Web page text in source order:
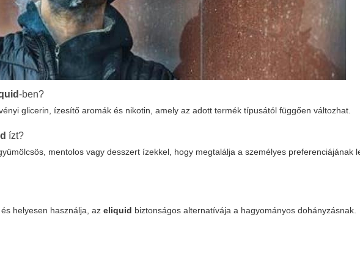
-ben?
glicerin, ízesítő aromák és nikotin, amely az adott termék típusától függően változhat.
ízt?
mentolos vagy desszert ízekkel, hogy megtalálja a személyes preferenciájának
helyesen használja, azeliquid biztonságos alternatívája a hagyományos dohányzásnak.